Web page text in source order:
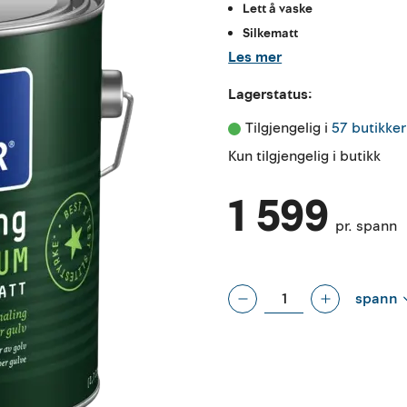
Lett å vaske
Silkematt
Les mer
Lagerstatus:
Tilgjengelig i 57 butikker
Kun tilgjengelig i butikk
1 599 pr. spann
spann